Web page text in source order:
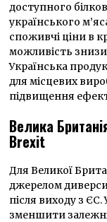
доступного
українського
споживчі ціни в
можливість
Українська
для місцевих
підвищення
Велика
Brexit
Для Великої
джерелом
після виходу з
зменшити